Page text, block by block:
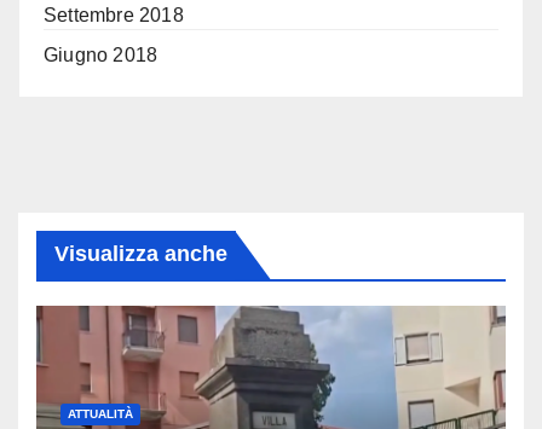
Settembre 2018
Giugno 2018
Visualizza anche
ATTUALITÀ